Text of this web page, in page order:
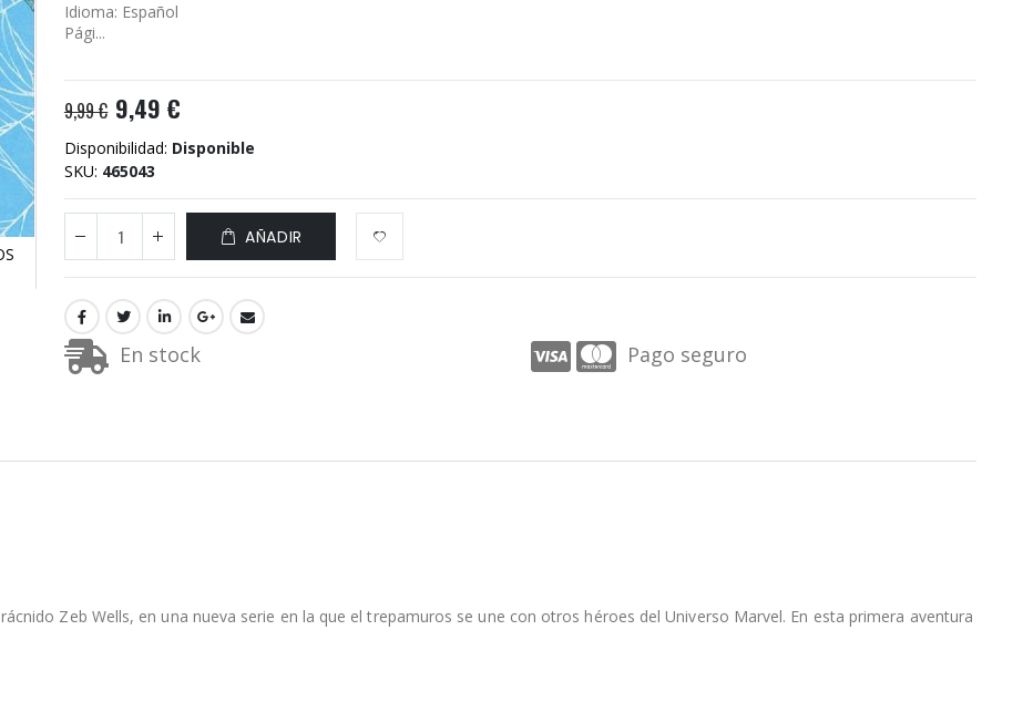
Idioma: Español
Pági...
9,99 € 9,49 €
Disponibilidad: Disponible
SKU 465043
AÑADIR
En stock Pago seguro
Zeb Wells, en una nueva serie en la que el trepamuros se une con otros héroes del Universo Marvel. En esta primera aventura